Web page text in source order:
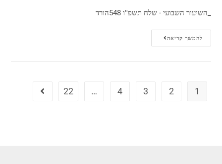
_השיעור השבועי - שלח תשפ''ו 548הורד
להמשך קריאה
1
2
3
4
…
22